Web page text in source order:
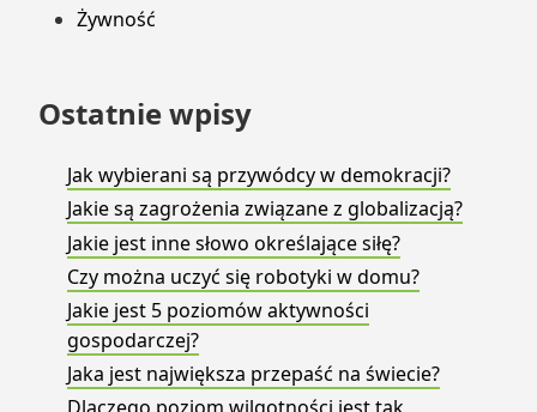
Żywność
Ostatnie wpisy
Jak wybierani są przywódcy w demokracji?
Jakie są zagrożenia związane z globalizacją?
Jakie jest inne słowo określające siłę?
Czy można uczyć się robotyki w domu?
Jakie jest 5 poziomów aktywności
gospodarczej?
Jaka jest największa przepaść na świecie?